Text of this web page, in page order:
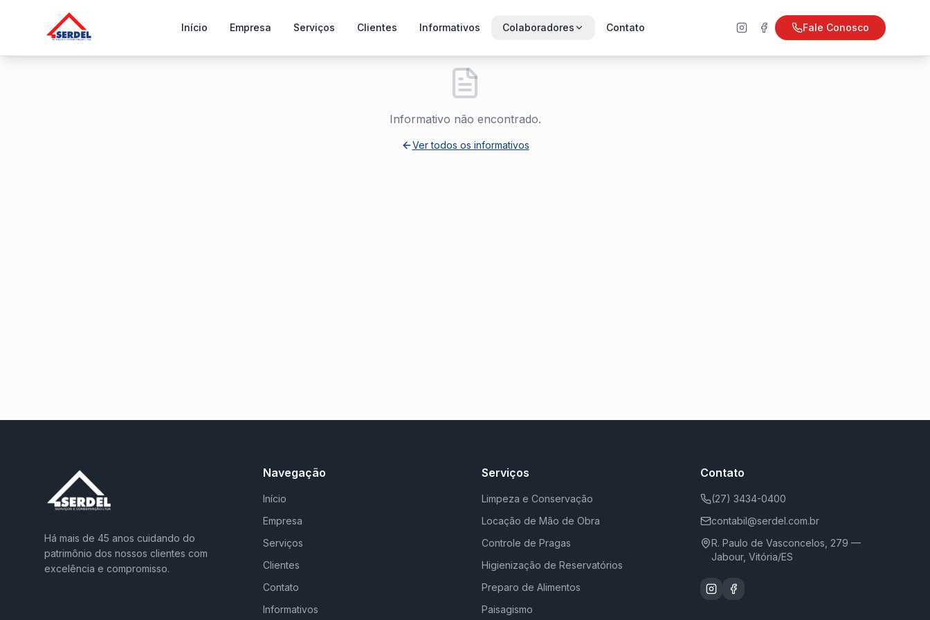
Início Empresa Serviços Clientes Informativos Colaboradores Contato Fale Conosco
Informativo não encontrado.
Ver todos os informativos
Há mais de 45 anos cuidando do
patrimônio dos nossos clientes com
excelência e compromisso.
Navegação
Início
Empresa
Serviços
Clientes
Contato
Informativos
Serviços
Limpeza e Conservação
Locação de Mão de Obra
Controle de Pragas
Higienização de Reservatórios
Preparo de Alimentos
Paisagismo
Contato
(27) 3434-0400
contabil@serdel.com.br
R. Paulo de Vasconcelos, 279 —
Jabour, Vitória/ES